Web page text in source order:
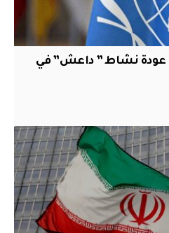
عودة نشاط ” داعش” في